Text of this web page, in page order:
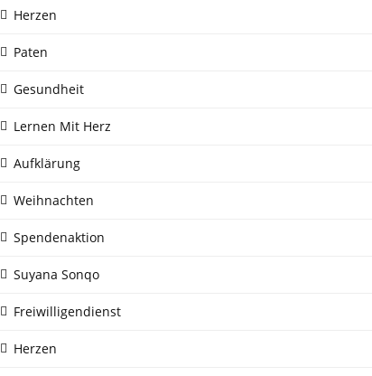
Herzen
Paten
Gesundheit
Lernen Mit Herz
Aufklärung
Weihnachten
Spendenaktion
Suyana Sonqo
Freiwilligendienst
Herzen